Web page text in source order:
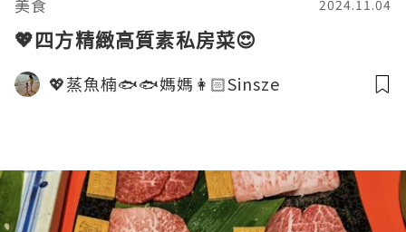
美食 2024.11.04
💖四方精緻高質素私房菜😍
💖蒸魚楠🐟🐟媽媽👩🏻Sinsze